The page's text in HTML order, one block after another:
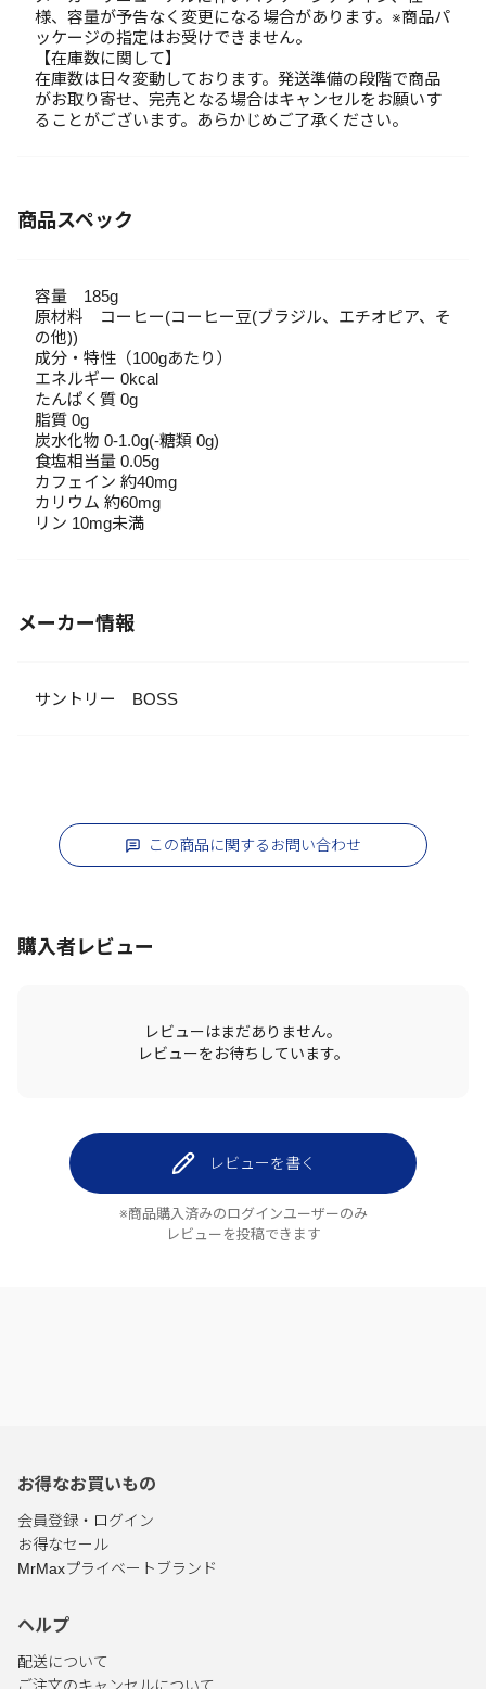
様、容量が予告なく変更になる場合があります。※商品パ
ッケージの指定はお受けできません。
【在庫数に関して】
在庫数は日々変動しております。発送準備の段階で商品
がお取り寄せ、完売となる場合はキャンセルをお願いす
ることがございます。あらかじめご了承ください。
商品スペック
容量 185g
原材料 コーヒー(コーヒー豆(ブラジル、エチオピア、そ
の他))
成分・特性（100gあたり）
エネルギー 0kcal
たんぱく質 0g
脂質 0g
炭水化物 0-1.0g(-糖類 0g)
食塩相当量 0.05g
カフェイン 約40mg
カリウム 約60mg
リン 10mg未満
メーカー情報
サントリー BOSS
この商品に関するお問い合わせ
購入者レビュー
レビューはまだありません。
レビューをお待ちしています。
レビューを書く
※商品購入済みのログインユーザーのみ
レビューを投稿できます
お得なお買いもの
会員登録・ログイン
お得なセール
MrMaxプライベートブランド
ヘルプ
配送について